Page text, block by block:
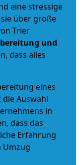
eine stressige
über große
Trier
und
dass alles
eines
Auswahl
in
dass das
Erfahrung
Umzug